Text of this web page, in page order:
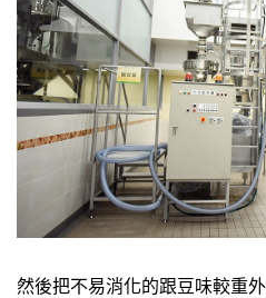
然後把不易消化的跟豆味較重